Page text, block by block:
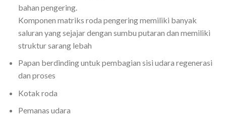
bahan pengering.
Komponen matriks roda pengering memiliki banyak
saluran yang sejajar dengan sumbu putaran dan memiliki
struktur sarang lebah
Papan berdinding untuk pembagian sisi udara regenerasi
dan proses
Kotak roda
Pemanas udara